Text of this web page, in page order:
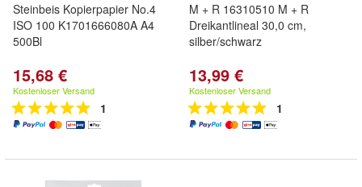
Steinbeis Kopierpapier No.4
ISO 100 K1701666080A A4
500Bl
15,68 €
Kostenloser Versand
1
M + R 16310510 M + R
Dreikantlineal 30,0 cm,
silber/schwarz
13,99 €
Kostenloser Versand
1